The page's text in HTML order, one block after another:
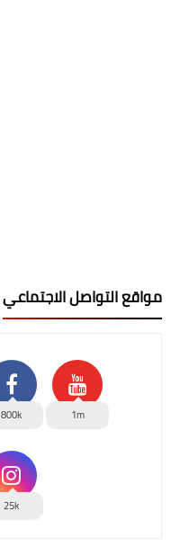
مواقع التواصل الاجتماعي
1m
800k
25k